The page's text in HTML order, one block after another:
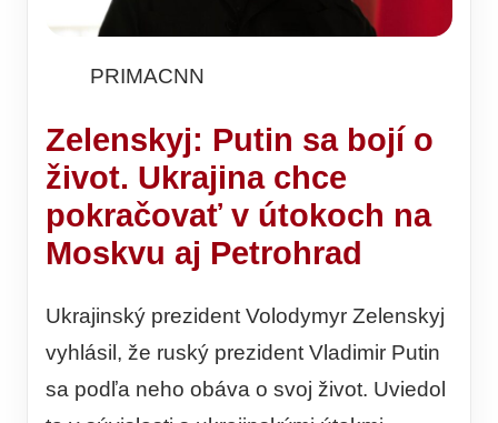
PRIMACNN
Zelenskyj: Putin sa bojí o
život. Ukrajina chce
pokračovať v útokoch na
Moskvu aj Petrohrad
Ukrajinský prezident Volodymyr Zelenskyj
vyhlásil, že ruský prezident Vladimir Putin
sa podľa neho obáva o svoj život. Uviedol